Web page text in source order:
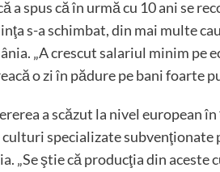
a spus că în urmă cu 10 ani se
s-a schimbat, din mai multe
„A crescut salariul minim pe
o zi în pădure pe bani foarte
a scăzut la nivel european
specializate
„Se ştie că producţia din